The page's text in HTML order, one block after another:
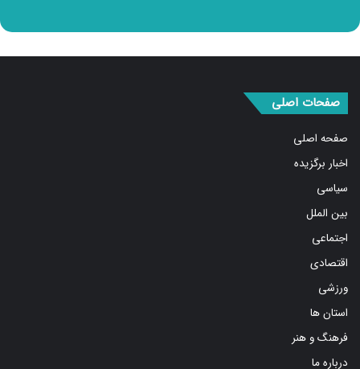
صفحه اصلی
اخبار برگزیده
سیاسی
بین الملل
اجتماعی
اقتصادی
ورزشی
استان ها
فرهنگ و هنر
درباره ما